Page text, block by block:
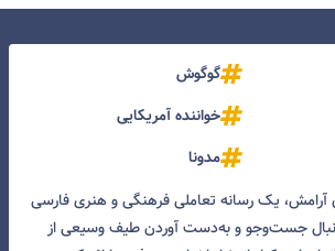
گوگوش
خواننده آمریکایی
مدونا
آرامش، یک رسانه تعاملی فرهنگی و هنری فارسی
جست‌و‌جو و به‌دست آوردن طیف وسیعی از